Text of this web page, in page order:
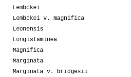
Lembckei
Lembckei v. magnifica
Leonensis
Longistaminea
Magnifica
Marginata
Marginata v. bridgesii